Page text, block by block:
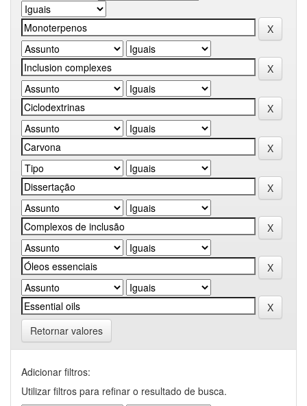
Retornar valores
Adicionar filtros:
Utilizar filtros para refinar o resultado de busca.